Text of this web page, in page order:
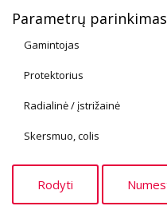
Parametrų parinkimas
Gamintojas
Protektorius
Radialinė / įstrižainė
Skersmuo, colis